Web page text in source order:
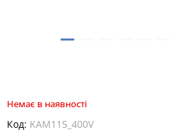
Немає в наявності
Код: KAM115_400V